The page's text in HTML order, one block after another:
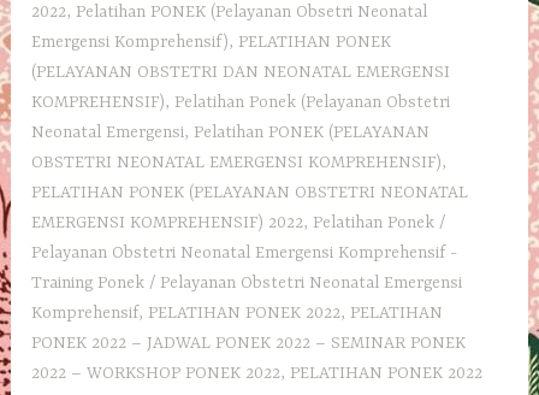
2022, Pelatihan PONEK (Pelayanan Obsetri Neonatal
Emergensi Komprehensif), PELATIHAN PONEK
(PELAYANAN OBSTETRI DAN NEONATAL EMERGENSI
KOMPREHENSIF), Pelatihan Ponek (Pelayanan Obstetri
Neonatal Emergensi, Pelatihan PONEK (PELAYANAN
OBSTETRI NEONATAL EMERGENSI KOMPREHENSIF),
PELATIHAN PONEK (PELAYANAN OBSTETRI NEONATAL
EMERGENSI KOMPREHENSIF) 2022, Pelatihan Ponek /
Pelayanan Obstetri Neonatal Emergensi Komprehensif -
Training Ponek / Pelayanan Obstetri Neonatal Emergensi
Komprehensif, PELATIHAN PONEK 2022, PELATIHAN
PONEK 2022 – JADWAL PONEK 2022 – SEMINAR PONEK
2022 – WORKSHOP PONEK 2022, PELATIHAN PONEK 2022